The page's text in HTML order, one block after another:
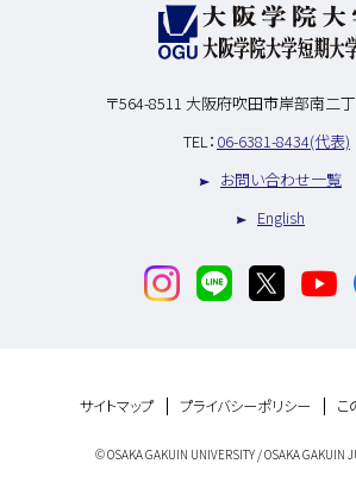
〒564-8511 大阪府吹田市岸部南二
TEL： 06-6381-8434(代表)
お問い合わせ一覧
English
サイトマップ プライバシーポリシー こ
© OSAKA GAKUIN UNIVERSITY / OSAKA GAKUIN